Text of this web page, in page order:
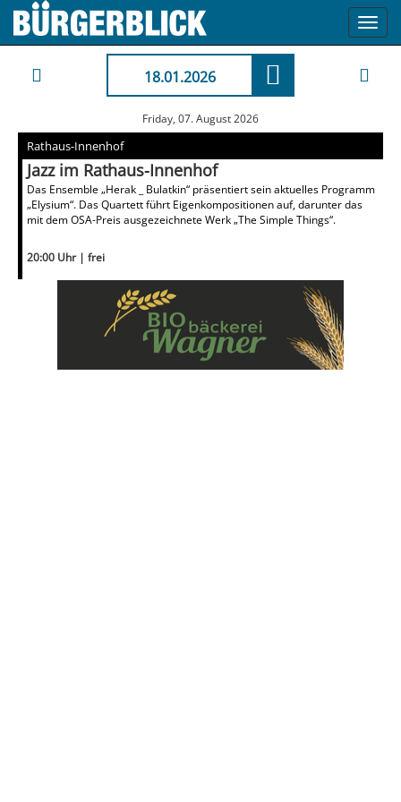
18.01.2026
Friday, 07. August 2026
Rathaus-Innenhof
Jazz im Rathaus-Innenhof
Das Ensemble „Herak _ Bulatkin“ präsentiert sein aktuelles Programm
„Elysium“. Das Quartett führt Eigenkompositionen auf, darunter das
mit dem OSA-Preis ausgezeichnete Werk „The Simple Things“.
20:00 Uhr | frei